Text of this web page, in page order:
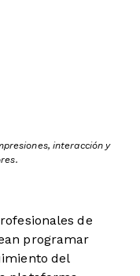
interacción y
de
programar
del